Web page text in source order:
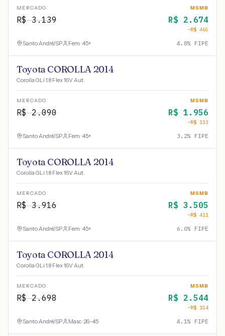
MERCADO
R$3.139
MSMB
R$ 2.674
−R$ 465
Santo André/SP Fem · 45+ 4.8% FIPE
Toyota COROLLA 2014
Corolla GLi 1.8 Flex 16V Aut.
MERCADO
R$2.090
MSMB
R$ 1.956
−R$ 133
Santo André/SP Fem · 45+ 3.2% FIPE
Toyota COROLLA 2014
Corolla GLi 1.8 Flex 16V Aut.
MERCADO
R$3.916
MSMB
R$ 3.505
−R$ 411
Santo André/SP Fem · 45+ 6.0% FIPE
Toyota COROLLA 2014
Corolla GLi 1.8 Flex 16V Aut.
MERCADO
R$2.698
MSMB
R$ 2.544
−R$ 154
Santo André/SP Masc · 26-45 4.1% FIPE